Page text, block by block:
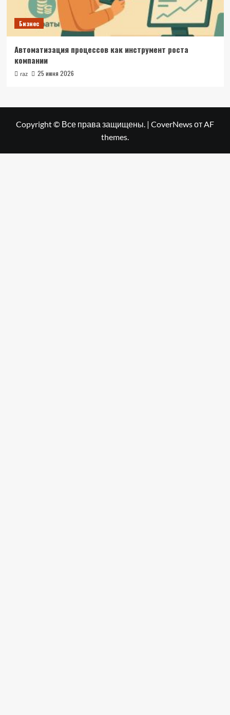
Бизнес
Автоматизация процессов как инструмент роста
компании
raz 25 июня 2026
Copyright © Все права защищены. | CoverNewsот AF
themes.